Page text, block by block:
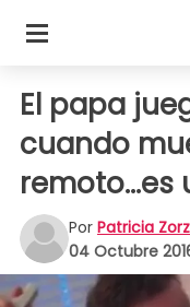
El papa
cuando
Por Patricia
04 Octubre